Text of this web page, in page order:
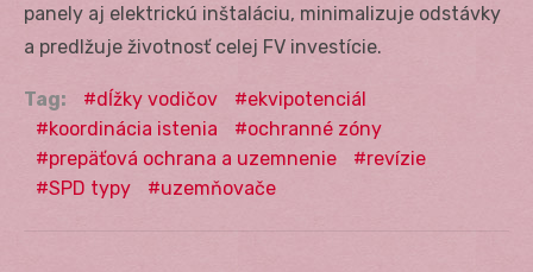
panely aj elektrickú inštaláciu, minimalizuje odstávky
a predlžuje životnosť celej FV investície.
Tag: dĺžky vodičov
ekvipotenciál
koordinácia istenia
ochranné zóny
prepäťová ochrana a uzemnenie
revízie
SPD typy
uzemňovače